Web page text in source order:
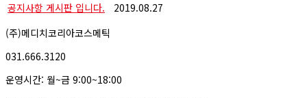
공지사항 게시판 입니다.
2019.08.27
(주)메디치코리아코스메틱
031.666.3120
운영시간: 월~금 9:00~18:00